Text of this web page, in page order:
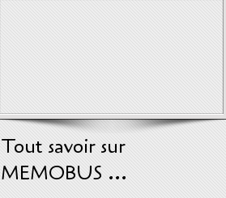
Tout savoir sur
MEMOBUS ...